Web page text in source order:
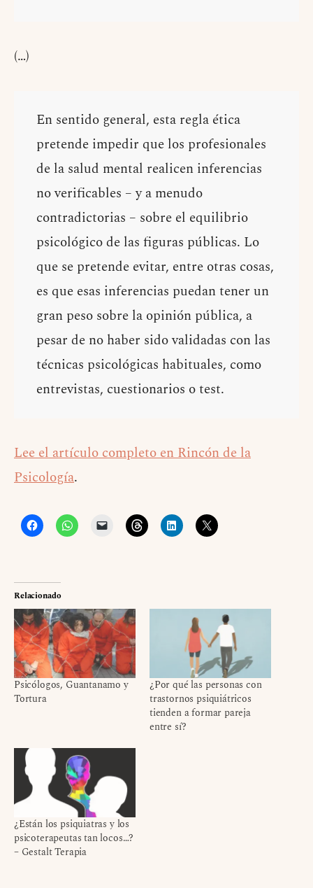
(…)
En sentido general, esta regla ética
pretende impedir que los profesionales
de la salud mental realicen inferencias
no verificables – y a menudo
contradictorias – sobre el equilibrio
psicológico de las figuras públicas. Lo
que se pretende evitar, entre otras cosas,
es que esas inferencias puedan tener un
gran peso sobre la opinión pública, a
pesar de no haber sido validadas con las
técnicas psicológicas habituales, como
entrevistas, cuestionarios o test.
Lee el artículo completo en Rincón de la
Psicología.
Relacionado
Psicólogos, Guantanamo y
Tortura
¿Por qué las personas con
trastornos psiquiátricos
tienden a formar pareja
entre sí?
¿Están los psiquiatras y los
psicoterapeutas tan locos…?
– Gestalt Terapia